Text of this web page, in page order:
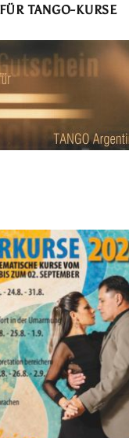
TANGO-KURSE